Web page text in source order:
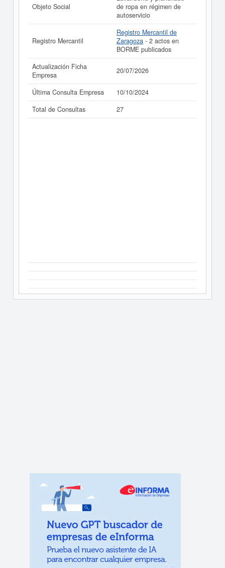
Objeto Social
de ropa en régimen de
autoservicio
Registro Mercantil
Registro Mercantil de
Zaragoza - 2 actos en
BORME publicados
Actualización Ficha
Empresa
20/07/2026
Última Consulta Empresa
10/10/2024
Total de Consultas
27